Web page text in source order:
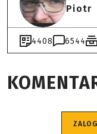
Piotr
4408 6544